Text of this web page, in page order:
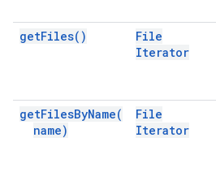
getFiles( )
File
Iterator
getFilesByName(
name)
File
Iterator